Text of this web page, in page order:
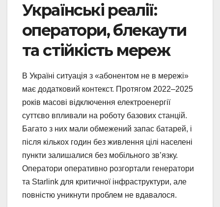
Українські реалії:
оператори, блекаути
та стійкість мереж
В Україні ситуація з «абонентом не в мережі»
має додатковий контекст. Протягом 2022–2025
років масові відключення електроенергії
суттєво впливали на роботу базових станцій.
Багато з них мали обмежений запас батарей, і
після кількох годин без живлення цілі населені
пункти залишалися без мобільного зв’язку.
Оператори оперативно розгортали генератори
та Starlink для критичної інфраструктури, але
повністю уникнути проблем не вдавалося.